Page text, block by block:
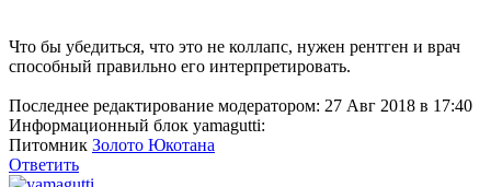
Что бы убедиться, что это не коллапс, нужен рентген и врач
способный правильно его интерпретировать.
Последнее редактирование модератором: 27 Авг 2018 в 17:40
Информационный блок yamagutti:
Питомник Золото Юкотана
Ответить